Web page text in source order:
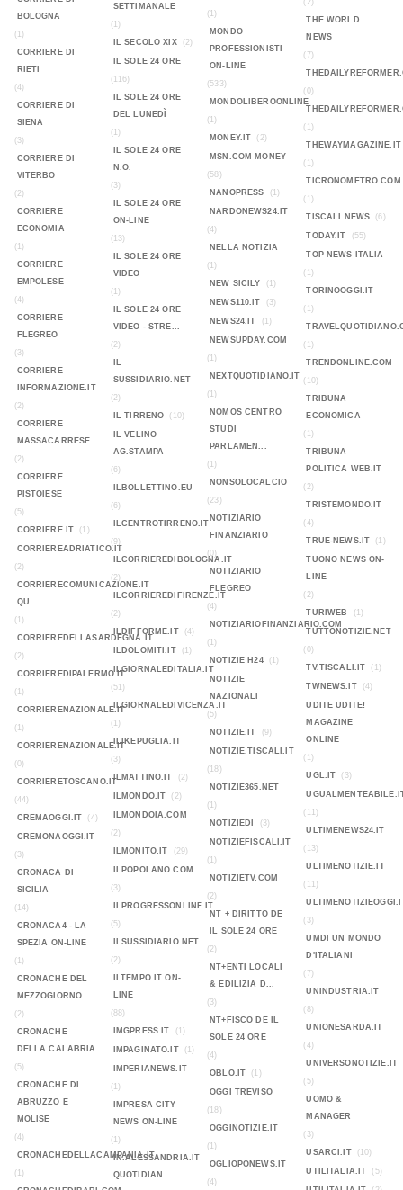
BOLOGNA
(1)
CORRIERE DI
RIETI
(4)
CORRIERE DI
SIENA
(3)
CORRIERE DI
VITERBO
(2)
CORRIERE
ECONOMIA
(1)
CORRIERE
EMPOLESE
(4)
CORRIERE
FLEGREO
(3)
CORRIERE
INFORMAZIONE.IT
(2)
CORRIERE
MASSACARRESE
(2)
CORRIERE
PISTOIESE
(5)
CORRIERE.IT
(1)
CORRIEREADRIATICO.IT
(2)
CORRIERECOMUNICAZIONE.IT
QU...
(1)
CORRIEREDELLASARDEGNA.IT
(2)
CORRIEREDIPALERMO.IT
(1)
CORRIERENAZIONALE.IT
(1)
CORRIERENAZIONALE.IT
(0)
CORRIERETOSCANO.IT
(44)
CREMAOGGI.IT
(4)
CREMONAOGGI.IT
(3)
CRONACA DI
SICILIA
(14)
CRONACA4 - LA
SPEZIA ON-LINE
(1)
CRONACHE DEL
MEZZOGIORNO
(2)
CRONACHE
DELLA CALABRIA
(5)
CRONACHE DI
ABRUZZO E
MOLISE
(4)
CRONACHEDELLACAMPANIA.IT
(1)
SETTIMANALE
(1)
IL SECOLO XIX
(2)
IL SOLE 24 ORE
(116)
IL SOLE 24 ORE
DEL LUNEDÌ
(1)
IL SOLE 24 ORE
N.O.
(3)
IL SOLE 24 ORE
ON-LINE
(13)
IL SOLE 24 ORE
VIDEO
(1)
IL SOLE 24 ORE
VIDEO - STRE...
(2)
IL
SUSSIDIARIO.NET
(2)
IL TIRRENO
(10)
IL VELINO
AG.STAMPA
(6)
ILBOLLETTINO.EU
(6)
ILCENTROTIRRENO.IT
(9)
ILCORRIEREDIBOLOGNA.IT
(2)
ILCORRIEREDIFIRENZE.IT
(2)
ILDIFFORME.IT
(4)
ILDOLOMITI.IT (1)
ILGIORNALEDITALIA.IT
(51)
ILGIORNALEDIVICENZA.IT
(1)
ILIKEPUGLIA.IT
(3)
ILMATTINO.IT
(2)
ILMONDO.IT (2)
ILMONDOIA.COM
(2)
ILMONITO.IT
(29)
ILPOPOLANO.COM
(3)
ILPROGRESSONLINE.IT
(5)
ILSUSSIDIARIO.NET
(2)
ILTEMPO.IT ON-
LINE
(88)
IMGPRESS.IT
(1)
IMPAGINATO.IT (1)
IMPERIANEWS.IT
(1)
IMPRESA CITY
NEWS ON-LINE
(1)
IN.ALESSANDRIA.IT
QUOTIDIAN...
(1)
MONDO
PROFESSIONISTI
ON-LINE
(533)
MONDOLIBEROONLINE
(1)
MONEY.IT
(2)
MSN.COM MONEY
(58)
NANOPRESS
(1)
NARDONEWS24.IT
(4)
NELLA NOTIZIA
(1)
NEW SICILY
(1)
NEWS110.IT (3)
NEWS24.IT (1)
NEWSUPDAY.COM
(1)
NEXTQUOTIDIANO.IT
(1)
NOMOS CENTRO
STUDI
PARLAMEN...
(1)
NONSOLOCALCIO
(23)
NOTIZIARIO
FINANZIARIO
(0)
NOTIZIARIO
FLEGREO
(4)
NOTIZIARIOFINANZIARIO.COM
(1)
NOTIZIE H24
(1)
NOTIZIE
NAZIONALI
(5)
NOTIZIE.IT
(9)
NOTIZIE.TISCALI.IT
(18)
NOTIZIE365.NET
(1)
NOTIZIEDI
(3)
NOTIZIEFISCALI.IT
(1)
NOTIZIETV.COM
(2)
NT + DIRITTO DE
IL SOLE 24 ORE
(2)
NT+ENTI LOCALI
& EDILIZIA D...
(3)
NT+FISCO DE IL
SOLE 24 ORE
(4)
OBLO.IT
(1)
OGGI TREVISO
(18)
OGGINOTIZIE.IT
(1)
OGLIOPONEWS.IT
(4)
(2)
THE WORLD
NEWS
(7)
(0)
(1)
THEWAYMAGAZINE.IT
(1)
TICRONOMETRO.COM
(1)
TISCALI NEWS
(6)
TODAY.IT (55)
TOP NEWS ITALIA
(1)
TORINOOGGI.IT
(1)
(1)
TRENDONLINE.COM
(10)
TRIBUNA
ECONOMICA
(1)
TRIBUNA
POLITICA WEB.IT
(2)
TRISTEMONDO.IT
(4)
TRUE-NEWS.IT
(1)
TUONO NEWS ON-
LINE
(2)
TURIWEB
(1)
TUTTONOTIZIE.NET
(0)
TV.TISCALI.IT
(1)
TWNEWS.IT (4)
UDITE UDITE!
MAGAZINE
ONLINE
(1)
UGL.IT
(3)
(11)
ULTIMENEWS24.IT
(13)
ULTIMENOTIZIE.IT
(11)
(3)
UMDI UN MONDO
D'ITALIANI
(7)
UNINDUSTRIA.IT
(8)
UNIONESARDA.IT
(4)
UNIVERSONOTIZIE.IT
(5)
UOMO &
MANAGER
(3)
USARCI.IT
(10)
UTILITALIA.IT (5)